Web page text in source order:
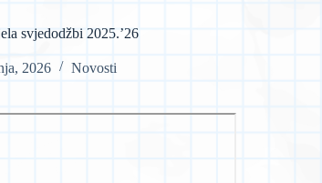
svjedodžbi 2025.’26
2026 Novosti